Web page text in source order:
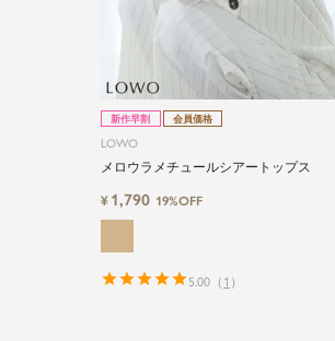
新作早割 会員価格
LOWO
メロウラメチュールシアートップス
¥ 1,790 19%OFF
5.00 （ 1 ）